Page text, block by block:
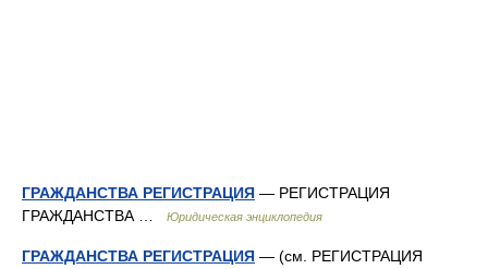
ГРАЖДАНСТВА РЕГИСТРАЦИЯ — РЕГИСТРАЦИЯ
ГРАЖДАНСТВА …
Юридическая энциклопедия
ГРАЖДАНСТВА РЕГИСТРАЦИЯ — (см. РЕГИСТРАЦИЯ